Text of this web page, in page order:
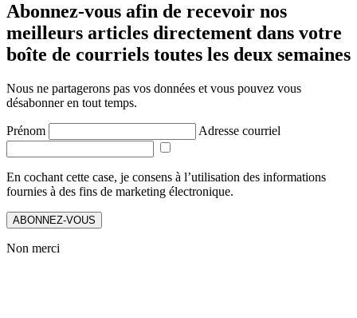
Abonnez-vous afin de recevoir nos
meilleurs articles directement dans votre
boîte de courriels toutes les deux semaines
Nous ne partagerons pas vos données et vous pouvez vous
désabonner en tout temps.
Prénom Adresse courriel
En cochant cette case, je consens à l’utilisation des informations
fournies à des fins de marketing électronique.
ABONNEZ-VOUS
Non merci